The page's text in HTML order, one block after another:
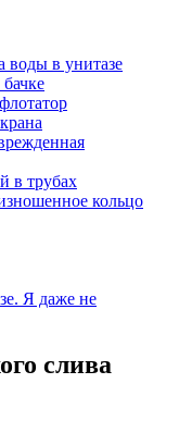
воды в унитазе
в трубах
кольцо
Я даже не
слива